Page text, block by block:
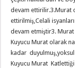
devam ettirilir.3.Murat
ettirilmiş,Celali
devam etmiştir3. Murat
Kuyucu Murat olarak
kadar
Kuyucu Murat Katlettiği